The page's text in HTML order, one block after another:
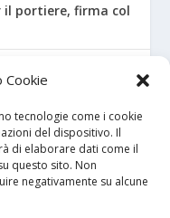
Cookie
tecnologie come i cookie
del dispositivo. Il
di elaborare dati come il
questo sito. Non
negativamente su alcune
il portiere, firma col
al Crotone: la